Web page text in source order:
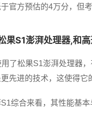
官方预估的4万分，但
果S1澎湃处理器,和
了松果S1澎湃处理器
先进的技术，这使得它
综合来看，其性能基